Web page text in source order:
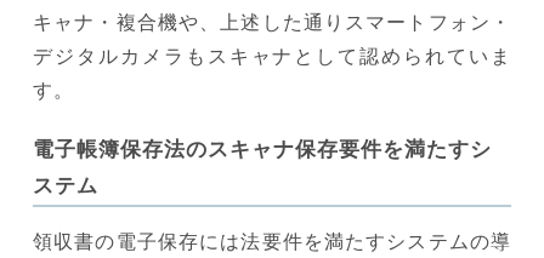
キャナ・複合機や、上述した通りスマートフォン・
デジタルカメラもスキャナとして認められていま
す。
電子帳簿保存法のスキャナ保存要件を満たすシ
ステム
領収書の電子保存には法要件を満たすシステムの導